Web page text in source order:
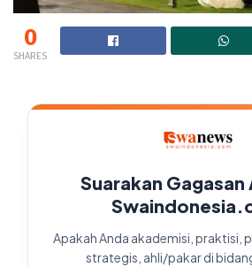
0
SHARES
Suarakan Gagasan
Apakah Anda akademisi, praktisi,
strategis, ahli/pakar di